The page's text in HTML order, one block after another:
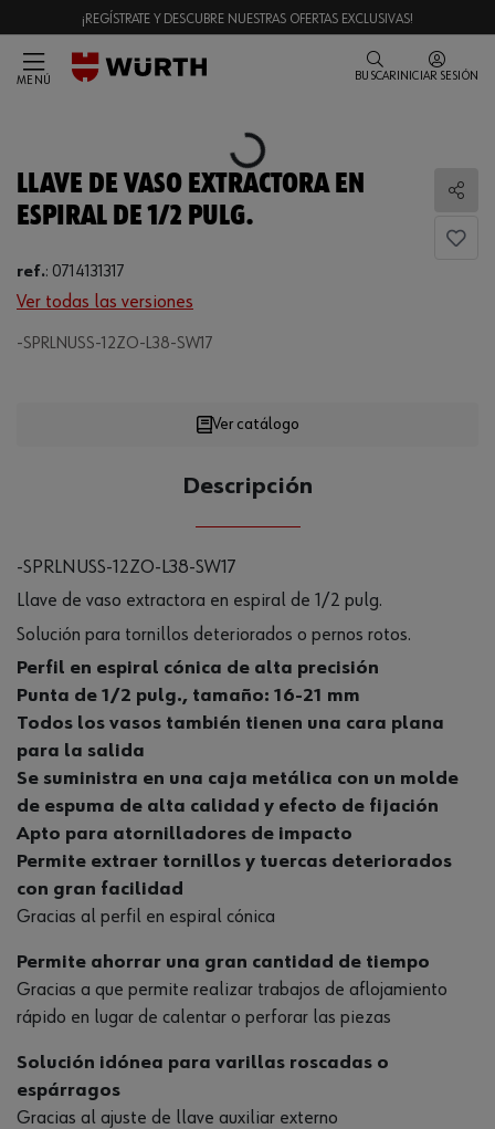
¡REGÍSTRATE Y DESCUBRE NUESTRAS OFERTAS EXCLUSIVAS!
MENÚ BUSCAR INICIAR SESIÓN
Loading...
LLAVE DE VASO EXTRACTORA EN
ESPIRAL DE 1/2 PULG.
ref.: 0714131317
Ver todas las versiones
-SPRLNUSS-12ZO-L38-SW17
Loading...
Ver catálogo
Descripción
-SPRLNUSS-12ZO-L38-SW17
Llave de vaso extractora en espiral de 1/2 pulg.
Solución para tornillos deteriorados o pernos rotos.
Perfil en espiral cónica de alta precisión
Punta de 1/2 pulg., tamaño: 16-21 mm
Todos los vasos también tienen una cara plana
para la salida
Se suministra en una caja metálica con un molde
de espuma de alta calidad y efecto de fijación
Apto para atornilladores de impacto
Permite extraer tornillos y tuercas deteriorados
con gran facilidad
Gracias al perfil en espiral cónica
Permite ahorrar una gran cantidad de tiempo
Gracias a que permite realizar trabajos de aflojamiento
rápido en lugar de calentar o perforar las piezas
Solución idónea para varillas roscadas o
espárragos
Gracias al ajuste de llave auxiliar externo